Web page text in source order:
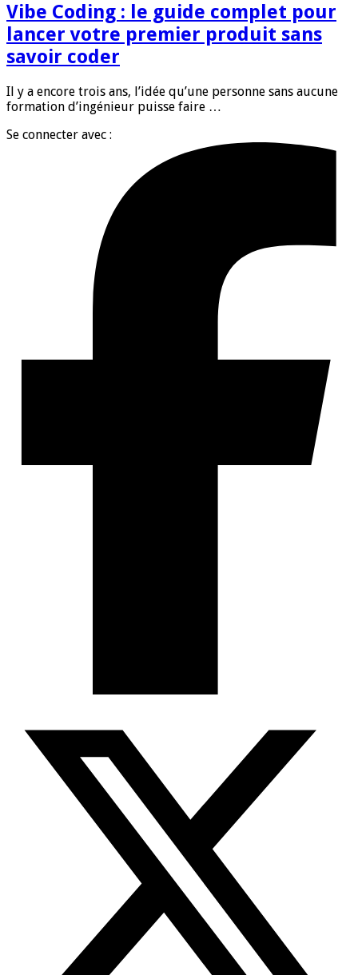
Vibe Coding : le guide complet pour
lancer votre premier produit sans
savoir coder
Il y a encore trois ans, l’idée qu’une personne sans aucune
formation d’ingénieur puisse faire …
Se connecter avec :